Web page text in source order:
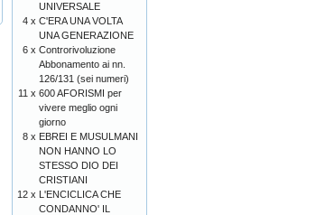
UNIVERSALE
4 x C'ERA UNA VOLTA
UNA GENERAZIONE
6 x Controrivoluzione
Abbonamento ai nn.
126/131 (sei numeri)
11 x 600 AFORISMI per
vivere meglio ogni
giorno
8 x EBREI E MUSULMANI
NON HANNO LO
STESSO DIO DEI
CRISTIANI
12 x L'ENCICLICA CHE
CONDANNO' IL